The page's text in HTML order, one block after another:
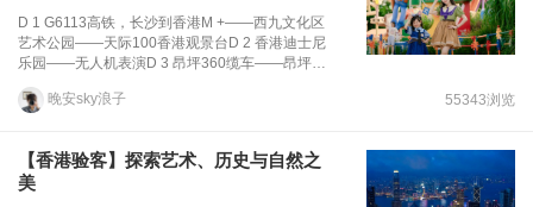
D 1 G6113高铁，长沙到香港M +——西九文化区
艺术公园——天际100香港观景台D 2 香港迪士尼
乐园——无人机表演D 3 昂坪360缆车——昂坪市
集——东荟城——香港太空馆D 4 香港故宫文化博
物馆——返程叮叮响的红绿灯、络绎不绝的车流，
步在西九文化区艺术公园吹着维港慵懒的海风，是
站在天际100看这座城市点亮，是走进迪士尼让童
晚安sky浪子 55343浏览
【香港验客】探索艺术、历史与自然之
美